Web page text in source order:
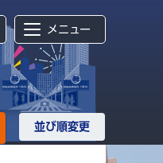
メニュー
並び順変更